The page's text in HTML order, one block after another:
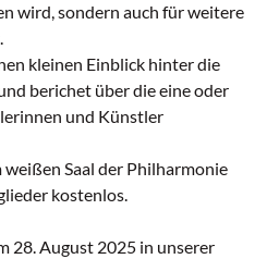
wird, sondern auch für weitere
kleinen Einblick hinter die
berichet über die eine oder
und Künstler
Saal der Philharmonie
kostenlos.
28. August 2025 in unserer